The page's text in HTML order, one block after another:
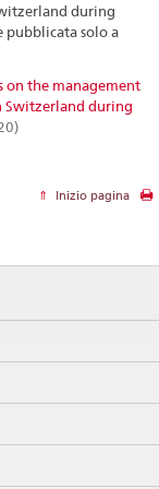
during
pubblicata solo a
on the management
Switzerland during
Inizio pagina